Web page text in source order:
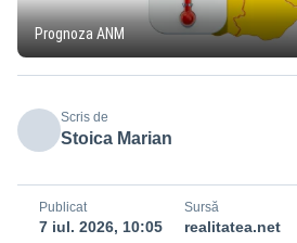
Prognoza ANM
Scris de
Stoica Marian
Publicat
7 iul. 2026, 10:05
Sursă
realitatea.net